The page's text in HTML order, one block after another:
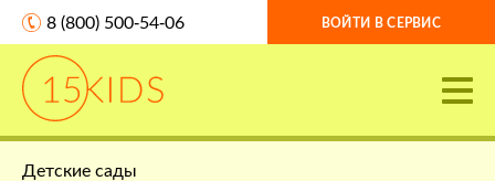
8 (800) 500-54-06 ВОЙТИ В СЕРВИС
Детские сады